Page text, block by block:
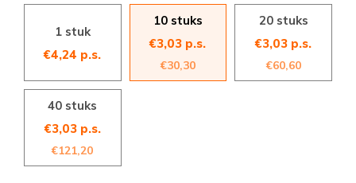
1 stuk
€4,24 p.s.
10 stuks
€3,03 p.s.
€30,30
20 stuks
€3,03 p.s.
€60,60
40 stuks
€3,03 p.s.
€121,20